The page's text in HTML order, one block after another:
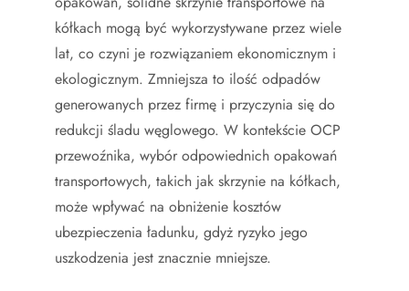
kółkach mogą być wykorzystywane przez wiele
lat, co czyni je rozwiązaniem ekonomicznym i
ekologicznym. Zmniejsza to ilość odpadów
generowanych przez firmę i przyczynia się do
redukcji śladu węglowego. W kontekście OCP
przewoźnika, wybór odpowiednich opakowań
transportowych, takich jak skrzynie na kółkach,
może wpływać na obniżenie kosztów
ubezpieczenia ładunku, gdyż ryzyko jego
uszkodzenia jest znacznie mniejsze.